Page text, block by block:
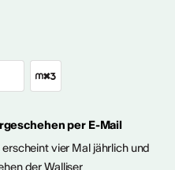
per E-Mail
vier Mal jährlich und
der Walliser